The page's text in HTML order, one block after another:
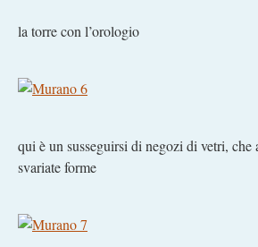
la torre con l’orologio
qui è un susseguirsi di negozi di vetri, che
svariate forme